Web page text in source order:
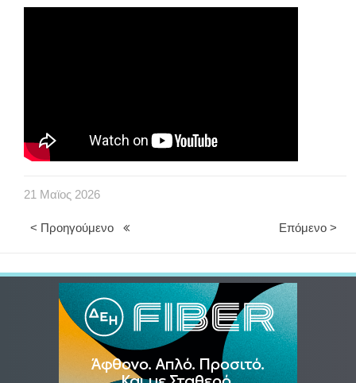
21 Μαϊος 2026
< Προηγούμενο Επόμενο >